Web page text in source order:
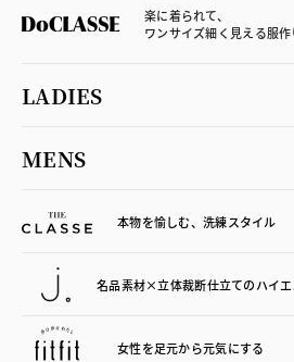
楽に着られて、
ワンサイズ細く見える服作
LADIES
MENS
本物を愉しむ、洗練スタイル
名品素材×立体裁断仕立てのハイ
女性を足元から元気にする